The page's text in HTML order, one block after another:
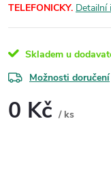
TELEFONICKY. Detailní
Skladem u
Možnosti doručení
0 Kč / ks